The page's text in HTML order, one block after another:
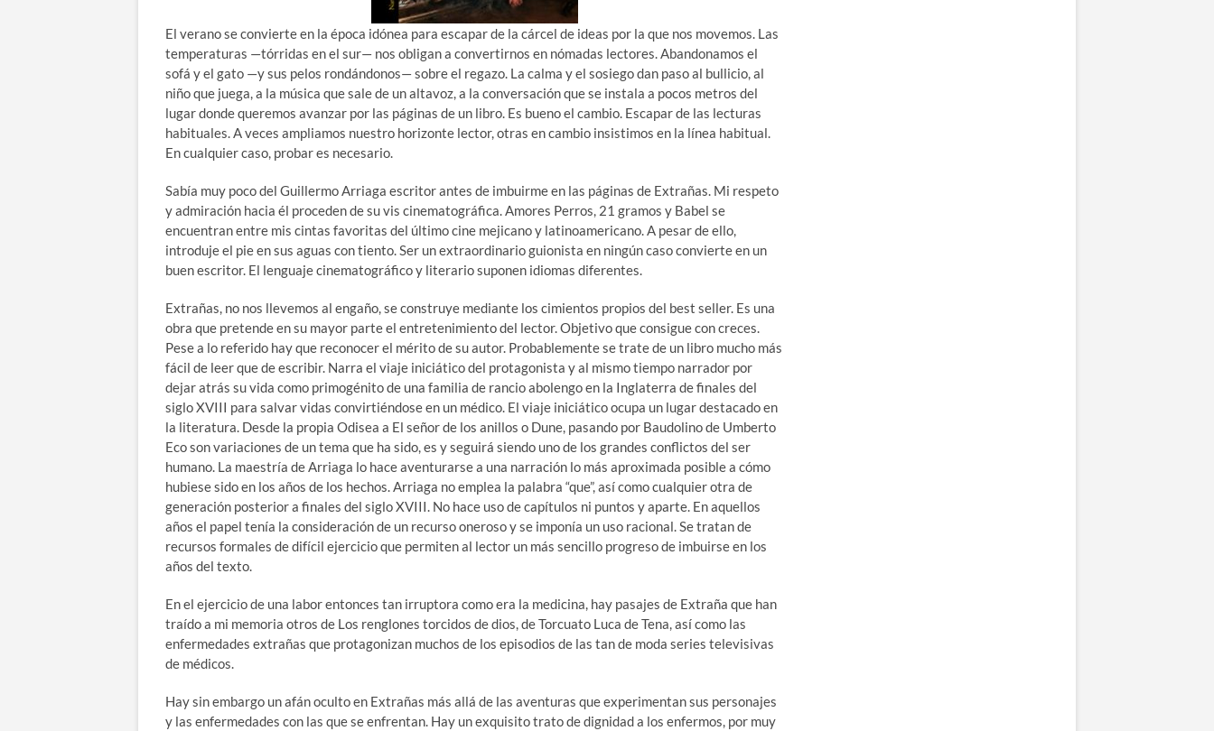
El verano se convierte en la época idónea para escapar de la cárcel de ideas por la que nos movemos. Las
temperaturas —tórridas en el sur— nos obligan a convertirnos en nómadas lectores. Abandonamos el
sofá y el gato —y sus pelos rondándonos— sobre el regazo. La calma y el sosiego dan paso al bullicio, al
niño que juega, a la música que sale de un altavoz, a la conversación que se instala a pocos metros del
lugar donde queremos avanzar por las páginas de un libro. Es bueno el cambio. Escapar de las lecturas
habituales. A veces ampliamos nuestro horizonte lector, otras en cambio insistimos en la línea habitual.
En cualquier caso, probar es necesario.
Sabía muy poco del Guillermo Arriaga escritor antes de imbuirme en las páginas de Extrañas. Mi respeto
y admiración hacia él proceden de su vis cinematográfica. Amores Perros, 21 gramos y Babel se
encuentran entre mis cintas favoritas del último cine mejicano y latinoamericano. A pesar de ello,
introduje el pie en sus aguas con tiento. Ser un extraordinario guionista en ningún caso convierte en un
buen escritor. El lenguaje cinematográfico y literario suponen idiomas diferentes.
Extrañas, no nos llevemos al engaño, se construye mediante los cimientos propios del best seller. Es una
obra que pretende en su mayor parte el entretenimiento del lector. Objetivo que consigue con creces.
Pese a lo referido hay que reconocer el mérito de su autor. Probablemente se trate de un libro mucho más
fácil de leer que de escribir. Narra el viaje iniciático del protagonista y al mismo tiempo narrador por
dejar atrás su vida como primogénito de una familia de rancio abolengo en la Inglaterra de finales del
siglo XVIII para salvar vidas convirtiéndose en un médico. El viaje iniciático ocupa un lugar destacado en
la literatura. Desde la propia Odisea a El señor de los anillos o Dune, pasando por Baudolino de Umberto
Eco son variaciones de un tema que ha sido, es y seguirá siendo uno de los grandes conflictos del ser
humano. La maestría de Arriaga lo hace aventurarse a una narración lo más aproximada posible a cómo
hubiese sido en los años de los hechos. Arriaga no emplea la palabra “que”, así como cualquier otra de
generación posterior a finales del siglo XVIII. No hace uso de capítulos ni puntos y aparte. En aquellos
años el papel tenía la consideración de un recurso oneroso y se imponía un uso racional. Se tratan de
recursos formales de difícil ejercicio que permiten al lector un más sencillo progreso de imbuirse en los
años del texto.
En el ejercicio de una labor entonces tan irruptora como era la medicina, hay pasajes de Extraña que han
traído a mi memoria otros de Los renglones torcidos de dios, de Torcuato Luca de Tena, así como las
enfermedades extrañas que protagonizan muchos de los episodios de las tan de moda series televisivas
de médicos.
Hay sin embargo un afán oculto en Extrañas más allá de las aventuras que experimentan sus personajes
y las enfermedades con las que se enfrentan. Hay un exquisito trato de dignidad a los enfermos, por muy